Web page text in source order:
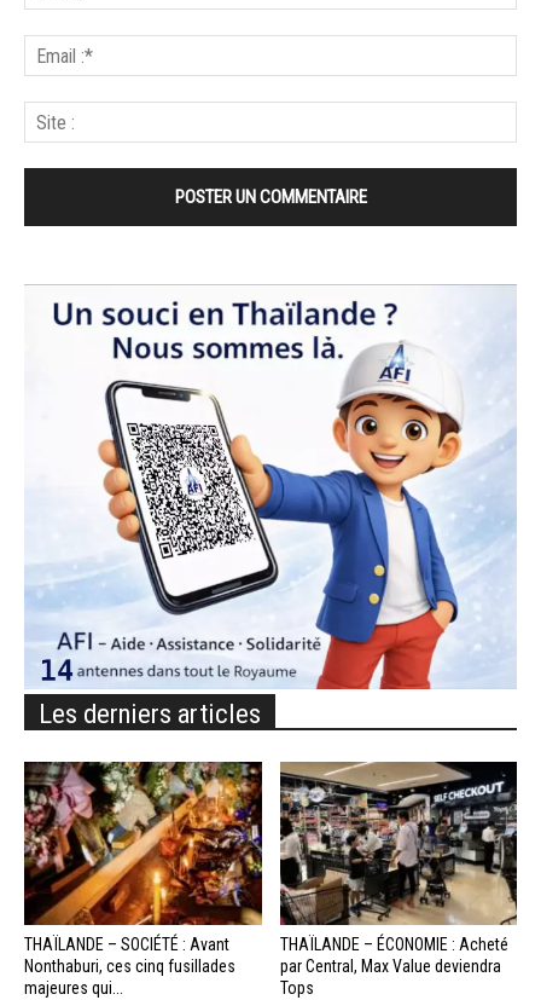
Les derniers articles
THAÏLANDE – SOCIÉTÉ : Avant
Nonthaburi, ces cinq fusillades
majeures qui...
THAÏLANDE – ÉCONOMIE : Acheté
par Central, Max Value deviendra
Tops